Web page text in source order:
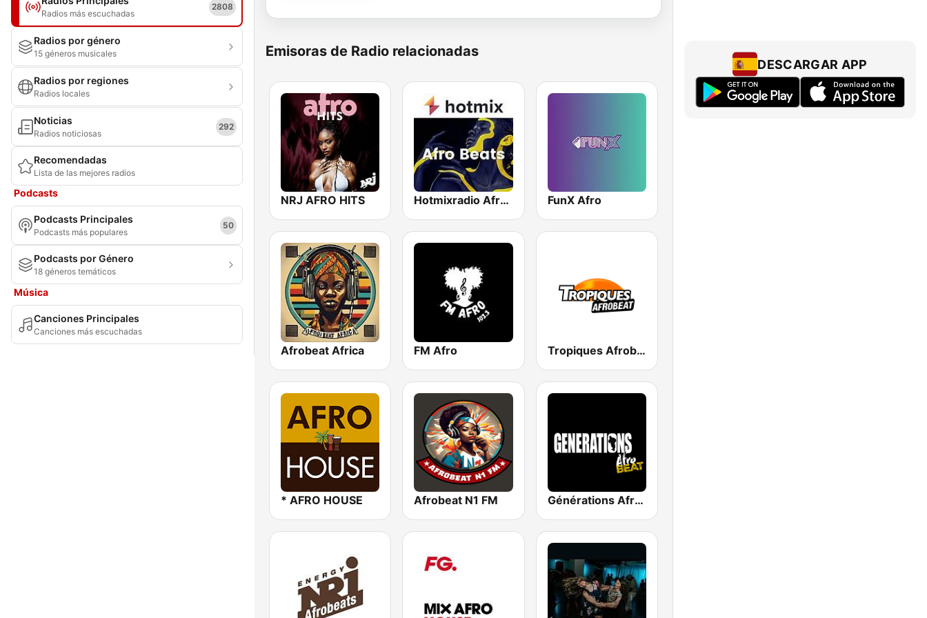
Radios más escuchadas
2808
Radios por género
15 géneros musicales
Radios por regiones
Radios locales
Noticias
Radios noticiosas
292
Recomendadas
Lista de las mejores radios
Podcasts
Podcasts Principales
Podcasts más populares
50
Podcasts por Género
18 géneros temáticos
Música
Canciones Principales
Canciones más escuchadas
Emisoras de Radio relacionadas
NRJ AFRO HITS Hotmixradio Afro Beats FunX Afro
Afrobeat Africa FM Afro Tropiques Afrobeat
* AFRO HOUSE Afrobeat N1 FM Générations Afrobeat
DESCARGAR APP